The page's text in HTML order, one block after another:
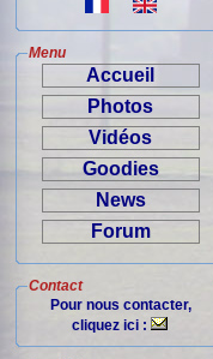
Menu
Accueil
Photos
Vidéos
Goodies
News
Forum
Contact
Pour nous contacter,
cliquez ici :